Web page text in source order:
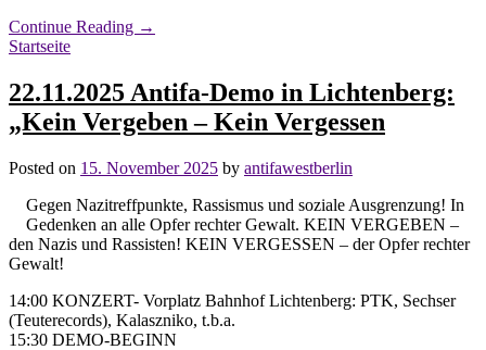
Continue Reading →
Startseite
22.11.2025 Antifa-Demo in Lichtenberg:
„Kein Vergeben – Kein Vergessen
Posted on 15. November 2025 by antifawestberlin
Gegen Nazitreffpunkte, Rassismus und soziale Ausgrenzung! In
Gedenken an alle Opfer rechter Gewalt. KEIN VERGEBEN –
den Nazis und Rassisten! KEIN VERGESSEN – der Opfer rechter
Gewalt!
14:00 KONZERT- Vorplatz Bahnhof Lichtenberg: PTK, Sechser
(Teuterecords), Kalaszniko, t.b.a.
15:30 DEMO-BEGINN